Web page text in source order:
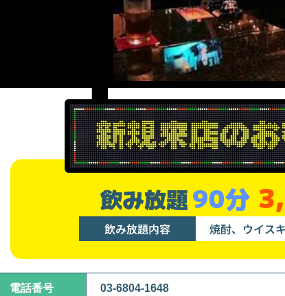
飲み放題90分
飲み放題内容 焼酎、ウイス
電話番号 03-6804-1648